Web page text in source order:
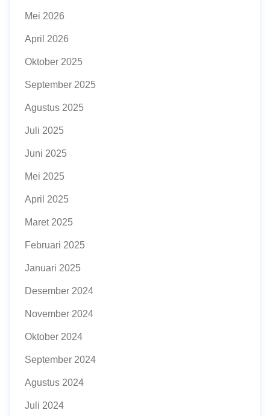
Mei 2026
April 2026
Oktober 2025
September 2025
Agustus 2025
Juli 2025
Juni 2025
Mei 2025
April 2025
Maret 2025
Februari 2025
Januari 2025
Desember 2024
November 2024
Oktober 2024
September 2024
Agustus 2024
Juli 2024